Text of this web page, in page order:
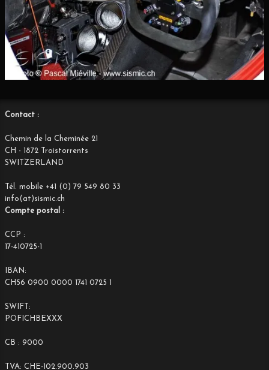
Contact :
Chemin de la Cheminée 21
CH - 1872 Troistorrents
SWITZERLAND
Tél. mobile +41 (0) 79 549 80 33
info(at)sismic.ch
Compte postal :
CCP :
17-410725-1
IBAN:
CH56 0900 0000 1741 0725 1
SWIFT:
POFICHBEXXX
CB : 9000
TVA: CHE-102.900.903